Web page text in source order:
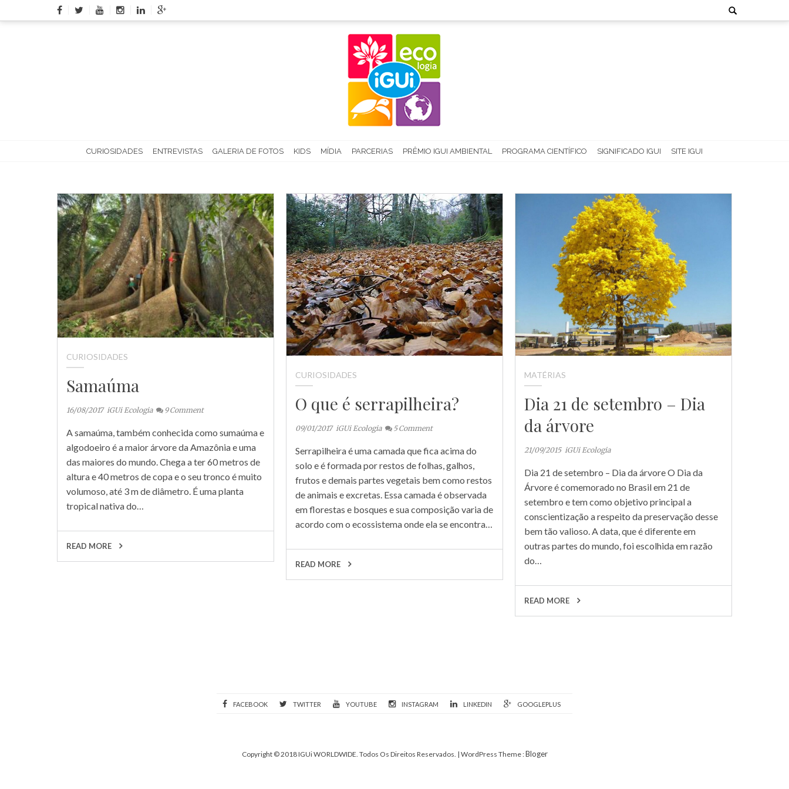
to
Search
for:
CURIOSIDADES ENTREVISTAS GALERIA DE FOTOS KIDS MÍDIA PARCERIAS PRÊMIO IGUI AMBIENTAL PROGRAMA CIENTÍFICO SIGNIFICADO IGUI SITE IGUI
CURIOSIDADES
Samaúma
16/08/2017 iGUi Ecologia 9 Comment
A samaúma, também conhecida como sumaúma e
algodoeiro é a maior árvore da Amazônia e uma
das maiores do mundo. Chega a ter 60 metros de
altura e 40 metros de copa e o seu tronco é muito
volumoso, até 3 m de diâmetro. É uma planta
tropical nativa do…
READ MORE
CURIOSIDADES
O que é serrapilheira?
09/01/2017 iGUi Ecologia 5 Comment
Serrapilheira é uma camada que fica acima do
solo e é formada por restos de folhas, galhos,
frutos e demais partes vegetais bem como restos
de animais e excretas. Essa camada é observada
em florestas e bosques e sua composição varia de
acordo com o ecossistema onde ela se encontra…
READ MORE
MATÉRIAS
Dia 21 de setembro – Dia
da árvore
21/09/2015 iGUi Ecologia
Dia 21 de setembro – Dia da árvore O Dia da
Árvore é comemorado no Brasil em 21 de
setembro e tem como objetivo principal a
conscientização a respeito da preservação desse
bem tão valioso. A data, que é diferente em
outras partes do mundo, foi escolhida em razão
do…
READ MORE
FACEBOOK TWITTER YOUTUBE INSTAGRAM LINKEDIN GOOGLEPLUS
Copyright © 2018 IGUi WORLDWIDE. Todos Os Direitos Reservados. | WordPress Theme :Bloger